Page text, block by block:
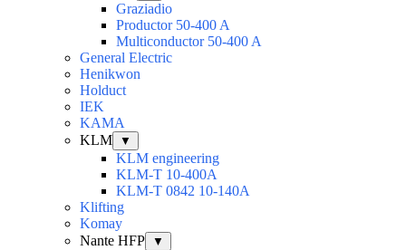
Graziadio
Productor 50-400 A
Multiconductor 50-400 A
General Electric
Henikwon
Holduct
IEK
KAMA
KLM
▼
KLM engineering
KLM-T 10-400A
KLM-T 0842 10-140A
Klifting
Komay
Nante HFP
▼